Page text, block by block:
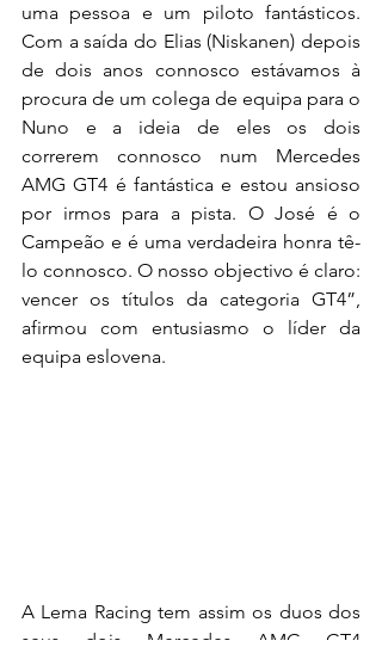
uma pessoa e um piloto fantásticos.
Com a saída do Elias (Niskanen) depois
de dois anos connosco estávamos à
procura de um colega de equipa para o
Nuno e a ideia de eles os dois
correrem connosco num Mercedes
AMG GT4 é fantástica e estou ansioso
por irmos para a pista. O José é o
Campeão e é uma verdadeira honra tê-
lo connosco. O nosso objectivo é claro:
vencer os títulos da categoria GT4”,
afirmou com entusiasmo o líder da
equipa eslovena.
A Lema Racing tem assim os duos dos
seus dois Mercedes AMG GT4